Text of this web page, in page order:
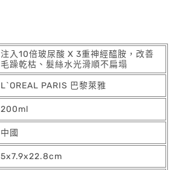
注入10倍玻尿酸 X 3重神經醯胺，改善
毛躁乾枯、髮絲水光滑順不扁塌
L`OREAL PARIS 巴黎萊雅
200ml
中國
5x7.9x22.8cm